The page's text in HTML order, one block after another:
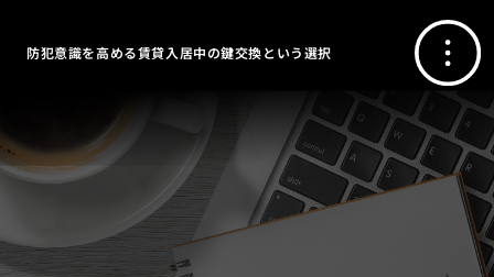
防犯意識を高める賃貸入居中の鍵交換という選択